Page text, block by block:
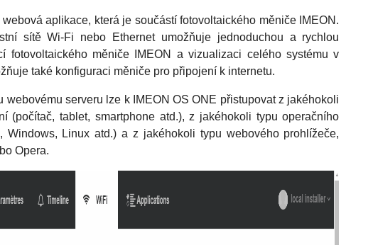
webová aplikace, která je součástí fotovoltaického měniče IMEON.
sítě Wi-Fi nebo Ethernet umožňuje jednoduchou a rychlou
fotovoltaického měniče IMEON a vizualizaci celého systému v
také konfiguraci měniče pro připojení k internetu.
webovému serveru lze k IMEON OS ONE přistupovat z jakéhokoli
(počítač, tablet, smartphone atd.), z jakéhokoli typu operačního
Windows, Linux atd.) a z jakéhokoli typu webového prohlížeče,
Opera.